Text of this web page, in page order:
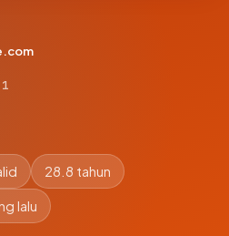
28.8 tahun
lalu